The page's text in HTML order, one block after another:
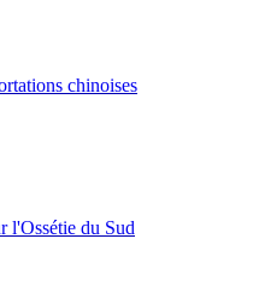
chinoises
l'Ossétie du Sud